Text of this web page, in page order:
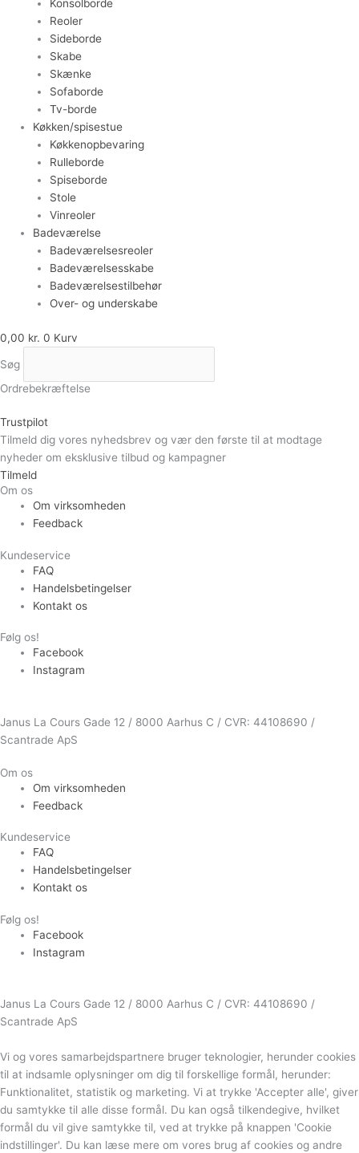
Konsolborde
Reoler
Sideborde
Skabe
Skænke
Sofaborde
Tv-borde
Køkken/spisestue
Køkkenopbevaring
Rulleborde
Spiseborde
Stole
Vinreoler
Badeværelse
Badeværelsesreoler
Badeværelsesskabe
Badeværelsestilbehør
Over- og underskabe
0,00 kr. 0 Kurv
Søg
Ordrebekræftelse
Trustpilot
Tilmeld dig vores nyhedsbrev og vær den første til at modtage
nyheder om eksklusive tilbud og kampagner
Tilmeld
Om os
Om virksomheden
Feedback
Kundeservice
FAQ
Handelsbetingelser
Kontakt os
Følg os!
Facebook
Instagram
Janus La Cours Gade 12 / 8000 Aarhus C / CVR: 44108690 /
Scantrade ApS
Om os
Om virksomheden
Feedback
Kundeservice
FAQ
Handelsbetingelser
Kontakt os
Følg os!
Facebook
Instagram
Janus La Cours Gade 12 / 8000 Aarhus C / CVR: 44108690 /
Scantrade ApS
Vi og vores samarbejdspartnere bruger teknologier, herunder cookies
til at indsamle oplysninger om dig til forskellige formål, herunder:
Funktionalitet, statistik og marketing. Vi at trykke 'Accepter alle', giver
du samtykke til alle disse formål. Du kan også tilkendegive, hvilket
formål du vil give samtykke til, ved at trykke på knappen 'Cookie
indstillinger'. Du kan læse mere om vores brug af cookies og andre